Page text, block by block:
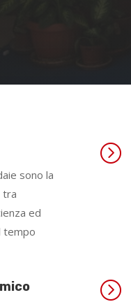
sono la
tra
ed
tempo
=
=